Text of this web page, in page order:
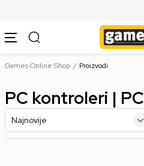
Games Online Shop Proizvodi
PC kontroleri | PC